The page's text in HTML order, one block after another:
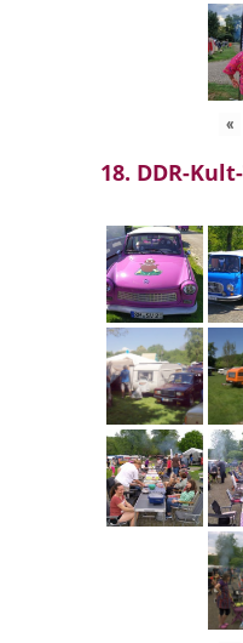
«
18. DDR-